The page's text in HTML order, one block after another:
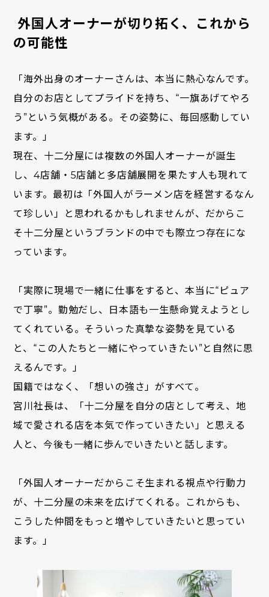
外国人オーナーが切り拓く、これから
の可能性
「海外出身のオーナーさんは、本当に熱心なんです。
自分のお店としてプライドを持ち、“一旗あげてやろ
う”という気概がある。その姿勢に、毎回感動してい
ます。」
現在、十二分屋には複数の外国人オーナーが誕生
し、4店舗・5店舗と多店舗展開を果たす人も現れて
います。最初は「外国人がラーメン店を経営するなん
て珍しい」と思われるかもしれませんが、だからこ
そ十二分屋というブランドの中でも際立つ存在にな
っています。
「実際に現場で一緒に仕事をすると、本当に“ピュア
で丁寧”。勤勉だし、日本語も一生懸命覚えようとし
てくれている。そういった真摯な姿勢を見ている
と、“この人たちと一緒にやっていきたい”と自然に思
えるんです。」
国籍ではなく、「想いの強さ」がすべて。
宮川社長は、「十二分屋を自分の店として考え、地
域で愛される店を本気で作っていきたい」と思える
人と、今後も一緒に歩んでいきたいと話します。
「外国人オーナーだからこそ生まれる視点や行動力
が、十二分屋の未来を広げてくれる。これからも、
こうした仲間をもっと増やしていきたいと思ってい
ます。」